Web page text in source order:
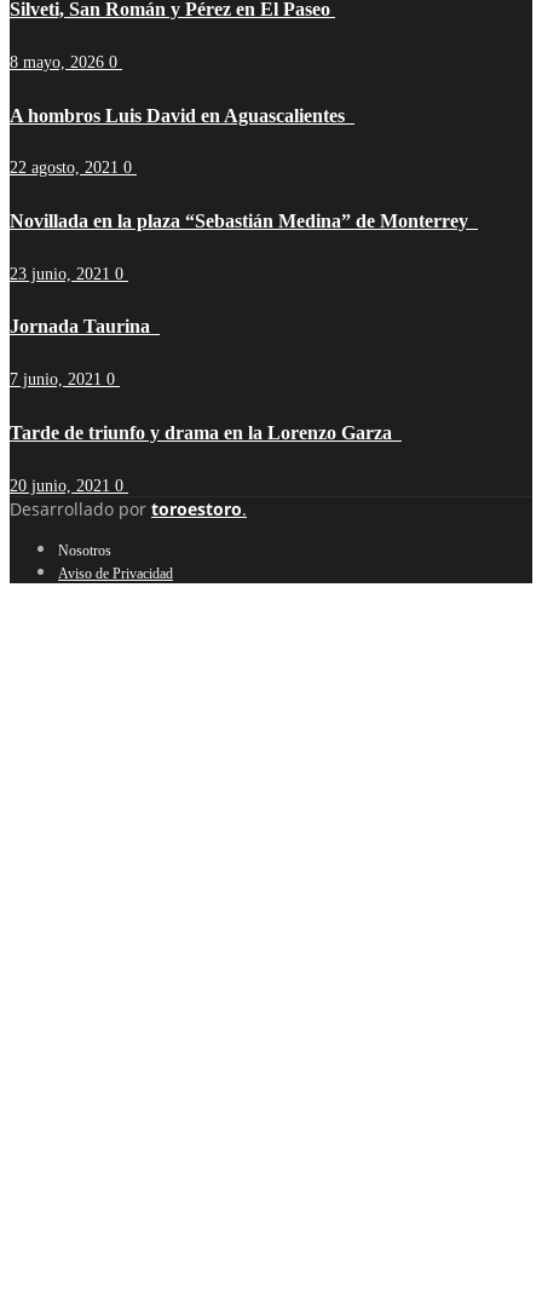
Silveti, San Román y Pérez en El Paseo
8 mayo, 2026 0
A hombros Luis David en Aguascalientes
22 agosto, 2021 0
Novillada en la plaza “Sebastián Medina” de Monterrey
23 junio, 2021 0
Jornada Taurina
7 junio, 2021 0
Tarde de triunfo y drama en la Lorenzo Garza
20 junio, 2021 0
Desarrollado por toroestoro.
Nosotros
Aviso de Privacidad